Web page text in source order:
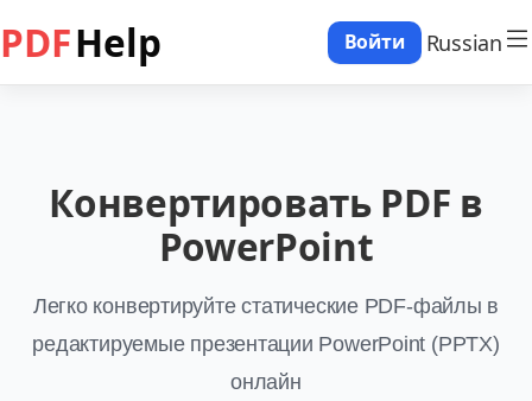
PDFHelp Войти Russian
Конвертировать PDF в
PowerPoint
Легко конвертируйте статические PDF-файлы в
редактируемые презентации PowerPoint (PPTX)
онлайн